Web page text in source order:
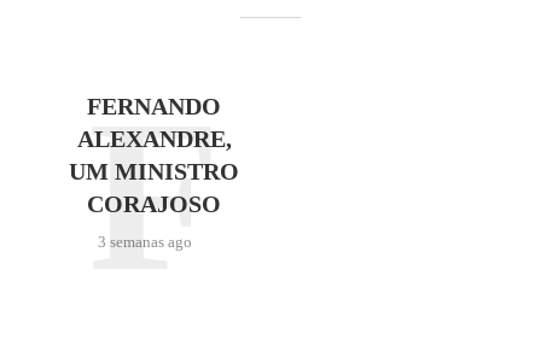
FERNANDO
ALEXANDRE,
UM MINISTRO
CORAJOSO
3 semanas ago
F